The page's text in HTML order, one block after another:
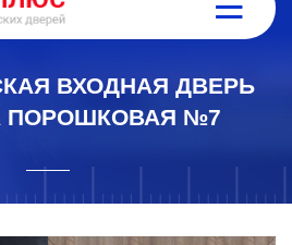
ВХОДНАЯ ДВЕРЬ
ПОРОШКОВАЯ №7